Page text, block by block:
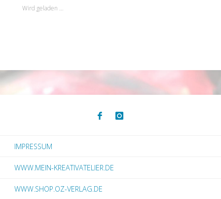
Wird geladen …
IMPRESSUM
WWW.MEIN-KREATIVATELIER.DE
WWW.SHOP.OZ-VERLAG.DE